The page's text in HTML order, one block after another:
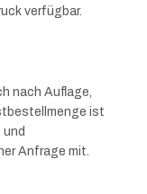
verfügbar.
nach Auflage,
ist
Anfrage mit.